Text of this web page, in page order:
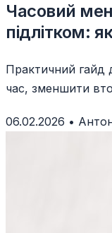
Часовий
підлітком:
Практичний гайд
час, зменшити
06.02.2026 •